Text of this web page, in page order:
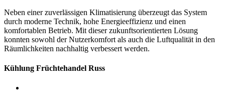
Neben einer zuverlässigen Klimatisierung überzeugt das System
durch moderne Technik, hohe Energieeffizienz und einen
komfortablen Betrieb. Mit dieser zukunftsorientierten Lösung
konnten sowohl der Nutzerkomfort als auch die Luftqualität in den
Räumlichkeiten nachhaltig verbessert werden.
Kühlung Früchtehandel Russ